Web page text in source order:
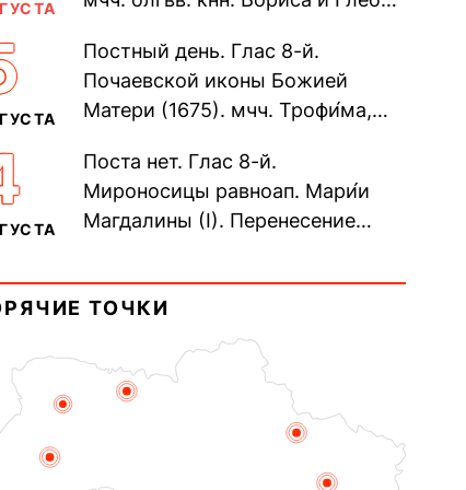
Дави́да (1015). Прп....
Постный день. Глас 8-й.
Почаевской иконы Божией
Матери (1675). мчч. Трофи́ма,
мучеников (284–305). прав.
воина Фео́дора...
Поста нет. Глас 8-й.
Мироносицы равноап. Мари́и
Магдалины (I). Перенесение
Синопского (403–404). Прп.
Корни́лия...
ТОЧКИ